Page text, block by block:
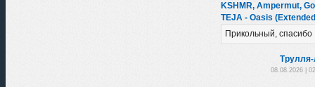
KSHMR, Ampermut,
TEJA - Oasis
Прикольный, спасибо
08.08.2026 |